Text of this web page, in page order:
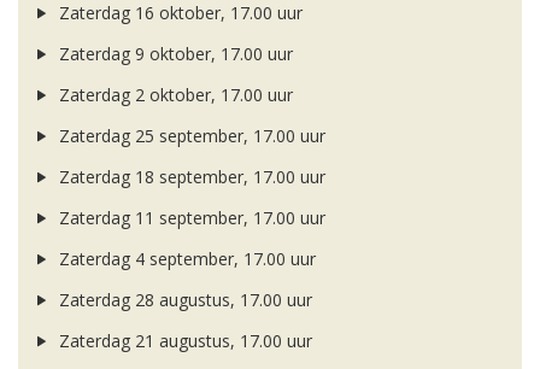
Zaterdag 16 oktober, 17.00 uur
Zaterdag 9 oktober, 17.00 uur
Zaterdag 2 oktober, 17.00 uur
Zaterdag 25 september, 17.00 uur
Zaterdag 18 september, 17.00 uur
Zaterdag 11 september, 17.00 uur
Zaterdag 4 september, 17.00 uur
Zaterdag 28 augustus, 17.00 uur
Zaterdag 21 augustus, 17.00 uur